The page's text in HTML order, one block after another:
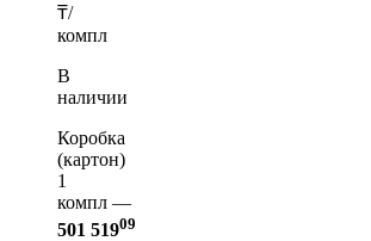
₸/
компл
В
наличии
Коробка
(картон)
1
компл —
501 51909